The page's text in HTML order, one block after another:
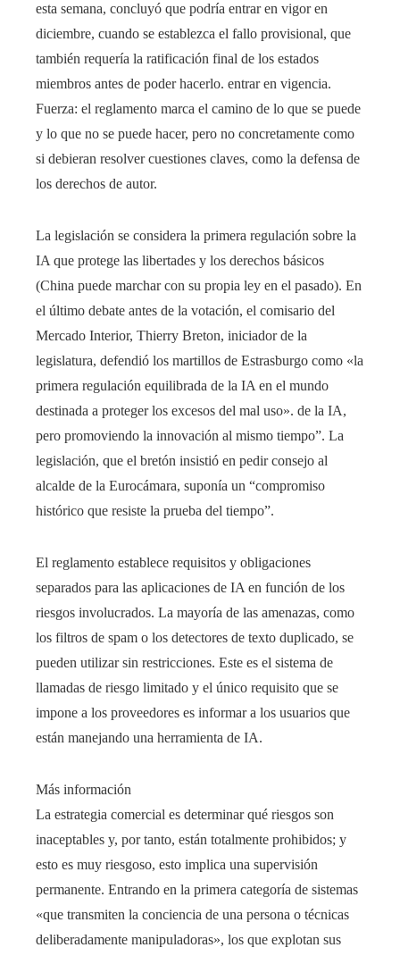
esta semana, concluyó que podría entrar en vigor en
diciembre, cuando se establezca el fallo provisional, que
también requería la ratificación final de los estados
miembros antes de poder hacerlo. entrar en vigencia.
Fuerza: el reglamento marca el camino de lo que se puede
y lo que no se puede hacer, pero no concretamente como
si debieran resolver cuestiones claves, como la defensa de
los derechos de autor.
La legislación se considera la primera regulación sobre la
IA que protege las libertades y los derechos básicos
(China puede marchar con su propia ley en el pasado). En
el último debate antes de la votación, el comisario del
Mercado Interior, Thierry Breton, iniciador de la
legislatura, defendió los martillos de Estrasburgo como «la
primera regulación equilibrada de la IA en el mundo
destinada a proteger los excesos del mal uso». de la IA,
pero promoviendo la innovación al mismo tiempo”. La
legislación, que el bretón insistió en pedir consejo al
alcalde de la Eurocámara, suponía un “compromiso
histórico que resiste la prueba del tiempo”.
El reglamento establece requisitos y obligaciones
separados para las aplicaciones de IA en función de los
riesgos involucrados. La mayoría de las amenazas, como
los filtros de spam o los detectores de texto duplicado, se
pueden utilizar sin restricciones. Este es el sistema de
llamadas de riesgo limitado y el único requisito que se
impone a los proveedores es informar a los usuarios que
están manejando una herramienta de IA.
Más información
La estrategia comercial es determinar qué riesgos son
inaceptables y, por tanto, están totalmente prohibidos; y
esto es muy riesgoso, esto implica una supervisión
permanente. Entrando en la primera categoría de sistemas
«que transmiten la conciencia de una persona o técnicas
deliberadamente manipuladoras», los que explotan sus